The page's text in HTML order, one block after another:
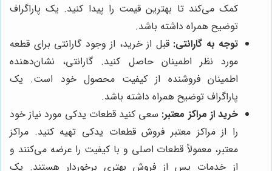
کمک می‌کند تا بهترین قیمت را پیدا کنید. یک پاراگراف
توضیح همراه داشته باشد.
توجه به گارانتی: قبل از خرید، از وجود گارانتی برای قطعه
مورد نظر اطمینان حاصل کنید. گارانتی، نشان‌دهنده
اطمینان فروشنده از کیفیت محصول خود است. یک
پاراگراف توضیح همراه داشته باشد.
خرید از مراکز معتبر: سعی کنید قطعات یدکی مورد نیاز خود
را از مراکز معتبر فروش قطعات یدکی تهیه کنید. مراکز
معتبر، معمولاً قطعات اصلی و با کیفیت را عرضه می‌کنند و
از خدمات پس از فروش بهتری برخوردار هستند. یک